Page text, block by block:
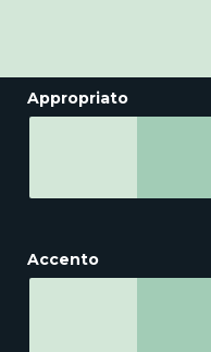
Appropriato
Accento